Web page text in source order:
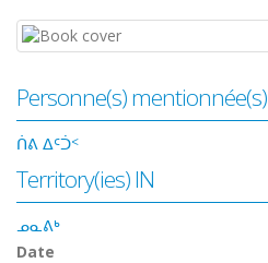
Personne(s) mentionnée(s)
ᑏᕕ ᐃᑦᑑᑉ
Territory(ies) IN
ᓄᓇᕕᒃ
Date